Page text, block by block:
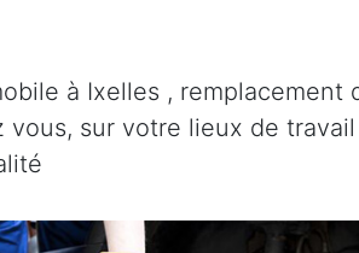
à Ixelles ,
vous, sur votre lieux de